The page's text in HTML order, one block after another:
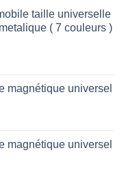
taille universelle
( 7 couleurs )
magnétique universel
magnétique universel